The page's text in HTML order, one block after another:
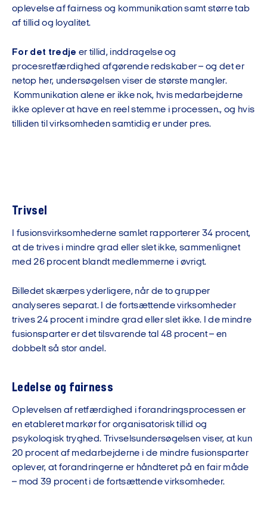
oplevelse af fairness og kommunikation samt større tab
af tillid og loyalitet.
For det tredje er tillid, inddragelse og
procesretfærdighed afgørende redskaber – og det er
netop her, undersøgelsen viser de største mangler.
Kommunikation alene er ikke nok, hvis medarbejderne
ikke oplever at have en reel stemme i processen., og hvis
tilliden til virksomheden samtidig er under pres.
Trivsel
I fusionsvirksomhederne samlet rapporterer 34 procent,
at de trives i mindre grad eller slet ikke, sammenlignet
med 26 procent blandt medlemmerne i øvrigt.
Billedet skærpes yderligere, når de to grupper
analyseres separat. I de fortsættende virksomheder
trives 24 procent i mindre grad eller slet ikke. I de mindre
fusionsparter er det tilsvarende tal 48 procent – en
dobbelt så stor andel.
Ledelse og fairness
Oplevelsen af retfærdighed i forandringsprocessen er
en etableret markør for organisatorisk tillid og
psykologisk tryghed. Trivselsundersøgelsen viser, at kun
20 procent af medarbejderne i de mindre fusionsparter
oplever, at forandringerne er håndteret på en fair måde
– mod 39 procent i de fortsættende virksomheder.